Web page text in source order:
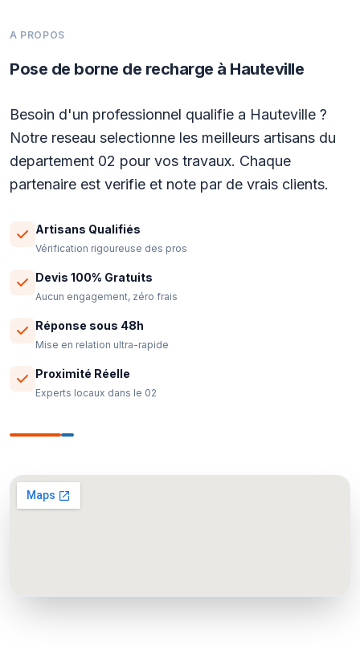
A PROPOS
Pose de borne de recharge à Hauteville
Besoin d'un professionnel qualifie a Hauteville ?
Notre reseau selectionne les meilleurs artisans du
departement 02 pour vos travaux. Chaque
partenaire est verifie et note par de vrais clients.
Artisans Qualifiés
Vérification rigoureuse des pros
Devis 100% Gratuits
Aucun engagement, zéro frais
Réponse sous 48h
Mise en relation ultra-rapide
Proximité Réelle
Experts locaux dans le 02